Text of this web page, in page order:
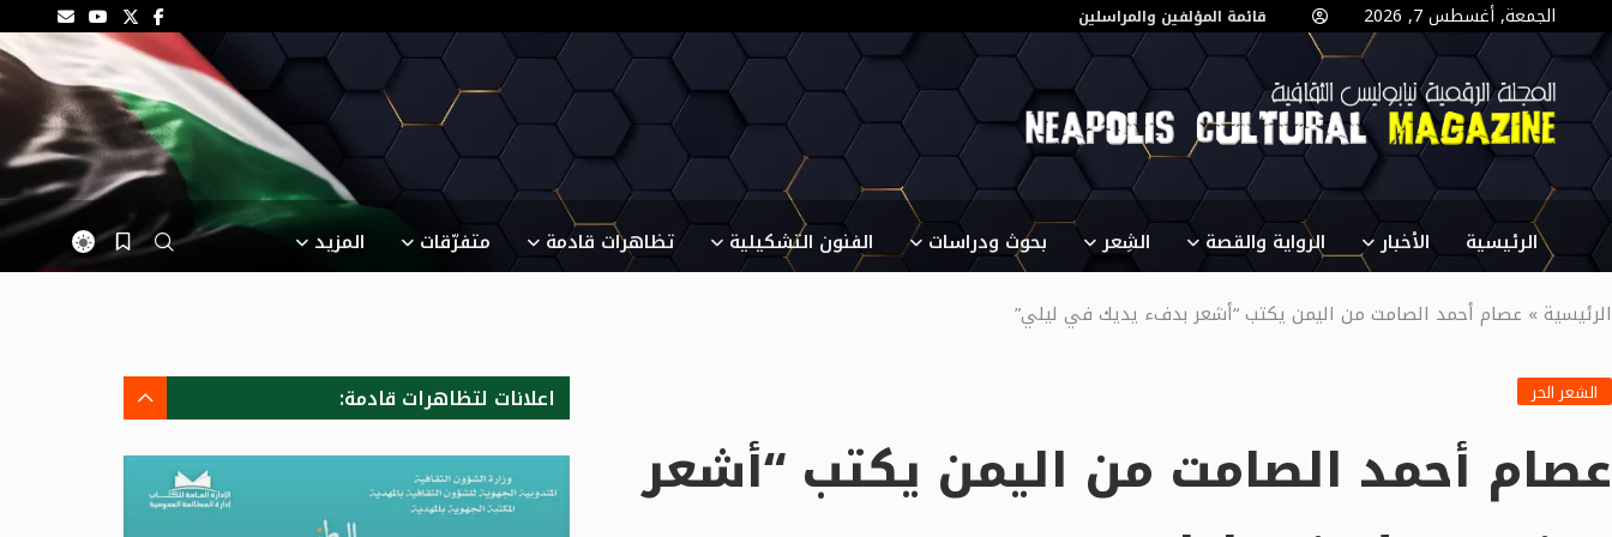
الجمعة, أغسطس 7, 2026 قائمة المؤلفين والمراسلين
الرئيسية الأخبار الرواية والقصة الشِعر بحوث ودراسات الفنون التشكيلية تظاهرات قادمة متفرّقات المزيد
الرئيسية» عصام أحمد الصامت من اليمن يكتب “أشعر بدفء يديك في ليلي”
الشعر الحر
عصام أحمد الصامت من اليمن يكتب “أشعر
اعلانات لتظاهرات قادمة: